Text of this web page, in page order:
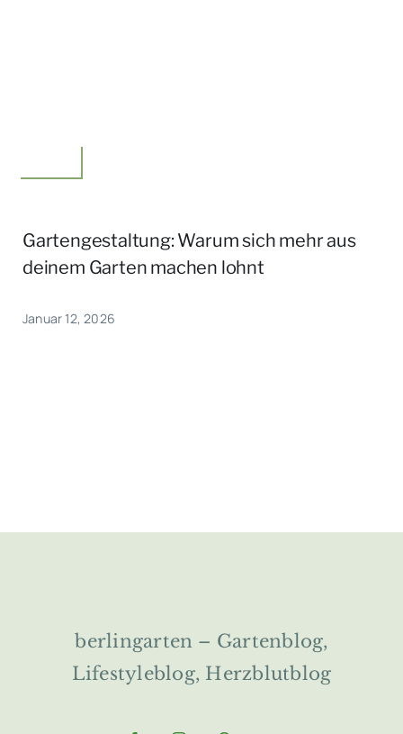
Gartengestaltung: Warum sich mehr aus
deinem Garten machen lohnt
Januar 12, 2026
berlingarten – Gartenblog,
Lifestyleblog, Herzblutblog